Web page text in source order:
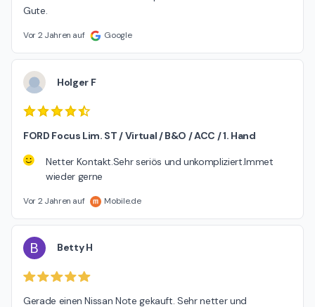
Gute.
Vor 2 Jahren auf Google
Holger F
FORD Focus Lim. ST / Virtual / B&O / ACC / 1. Hand
Netter Kontakt.Sehr seriös und unkompliziert.Immet
wieder gerne
Vor 2 Jahren auf Mobile.de
B Betty H
Gerade einen Nissan Note gekauft. Sehr netter und